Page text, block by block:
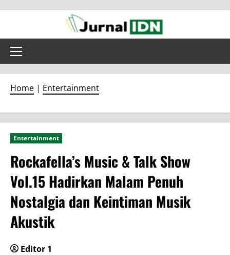
content
Primary
Home | Entertainment
Entertainment
Rockafella’s Music & Talk Show
Vol.15 Hadirkan Malam Penuh
Nostalgia dan Keintiman Musik
Akustik
Editor 1